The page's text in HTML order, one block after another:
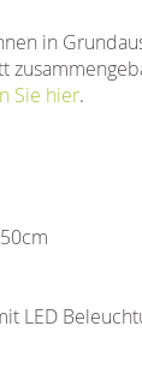
in
Sie hier.
LED